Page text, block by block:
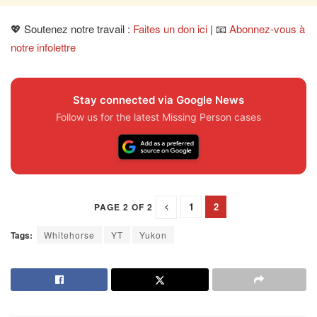
💖 Soutenez notre travail : Faites un don ici | 📧 Abonnez-vous à
notre infolettre
Stay connected via Google News
Follow us for the latest Missing Person cases
PAGE 2 OF 2 1 2
Tags: Whitehorse YT Yukon